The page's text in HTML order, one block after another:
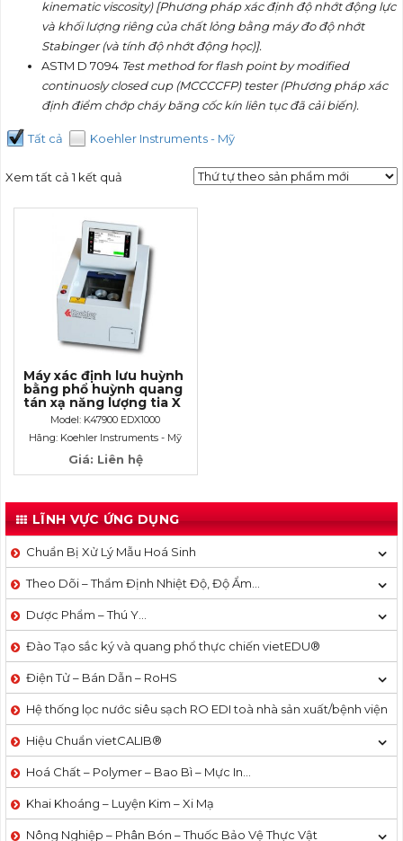
kinematic viscosity) [Phương pháp xác định độ nhớt động lực
và khối lượng riêng của chất lỏng bằng máy đo độ nhớt
Stabinger (và tính độ nhớt động học)].
ASTM D 7094 Test method for flash point by modified
continuosly closed cup (MCCCCFP) tester (Phương pháp xác
định điểm chớp cháy băng cốc kín liên tục đã cải biến).
Tất cả Koehler Instruments - Mỹ
Xem tất cả 1 kết quả
Máy xác định lưu huỳnh
bằng phổ huỳnh quang
tán xạ năng lượng tia X
theo ASTM D4294
EDX1000
Model: K47900 EDX1000
Hãng: Koehler Instruments - Mỹ
Giá: Liên hệ
LĨNH VỰC ỨNG DỤNG
Chuẩn Bị Xử Lý Mẫu Hoá Sinh
Theo Dõi – Thẩm Định Nhiệt Độ, Độ Ẩm…
Dược Phẩm – Thú Y…
Đào Tạo sắc ký và quang phổ thực chiến vietEDU®
Điện Tử – Bán Dẫn – RoHS
Hệ thống lọc nước siêu sạch RO EDI​​ toà nhà sản xuất/bệnh viện
Hiệu Chuẩn vietCALIB®
Hoá Chất – Polymer – Bao Bì – Mực In…
Khai Khoáng – Luyện Kim – Xi Mạ
Nông Nghiệp – Phân Bón – Thuốc Bảo Vệ Thực Vật